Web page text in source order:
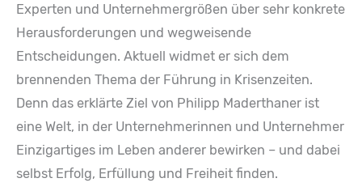
Experten und Unternehmergrößen über sehr konkrete
Herausforderungen und wegweisende
Entscheidungen. Aktuell widmet er sich dem
brennenden Thema der Führung in Krisenzeiten.
Denn das erklärte Ziel von Philipp Maderthaner ist
eine Welt, in der Unternehmerinnen und Unternehmer
Einzigartiges im Leben anderer bewirken – und dabei
selbst Erfolg, Erfüllung und Freiheit finden.